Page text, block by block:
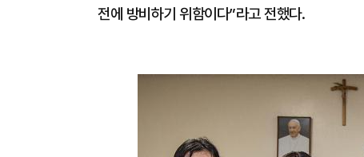
전에 방비하기 위함이다”라고 전했다.